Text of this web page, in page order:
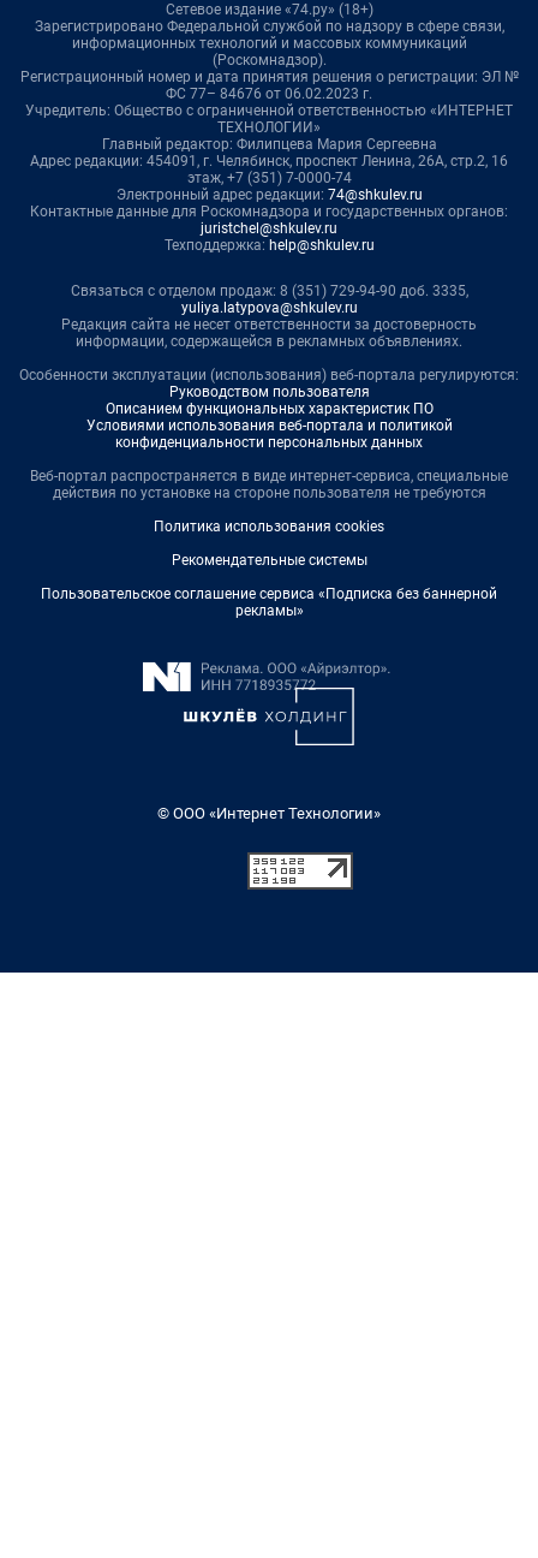
Сетевое издание «74.ру» (18+)
Зарегистрировано Федеральной службой по надзору в сфере связи,
информационных технологий и массовых коммуникаций
(Роскомнадзор).
Регистрационный номер и дата принятия решения о регистрации: ЭЛ №
ФС 77– 84676 от 06.02.2023 г.
Учредитель: Общество с ограниченной ответственностью «ИНТЕРНЕТ
ТЕХНОЛОГИИ»
Главный редактор: Филипцева Мария Сергеевна
Адрес редакции: 454091, г. Челябинск, проспект Ленина, 26А, стр.2, 16
этаж, +7 (351) 7-0000-74
Электронный адрес редакции: 74@shkulev.ru
Контактные данные для Роскомнадзора и государственных органов:
juristchel@shkulev.ru
Техподдержка: help@shkulev.ru
Связаться с отделом продаж: 8 (351) 729-94-90 доб. 3335,
yuliya.latypova@shkulev.ru
Редакция сайта не несет ответственности за достоверность
информации, содержащейся в рекламных объявлениях.
Особенности эксплуатации (использования) веб-портала регулируются:
Руководством пользователя
Описанием функциональных характеристик ПО
Условиями использования веб-портала и политикой
конфиденциальности персональных данных
Веб-портал распространяется в виде интернет-сервиса, специальные
действия по установке на стороне пользователя не требуются
Политика использования cookies
Рекомендательные системы
Пользовательское соглашение сервиса «Подписка без баннерной
рекламы»
© ООО «Интернет Технологии»